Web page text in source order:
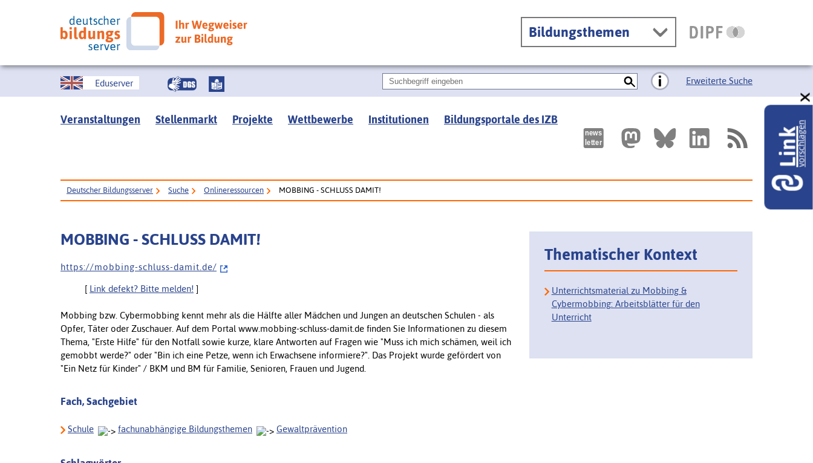
Bildungsthemen
Eduserver Erweiterte Suche
Veranstaltungen Stellenmarkt Projekte Wettbewerbe Institutionen Bildungsportale des IZB
Deutscher Bildungsserver Suche Onlineressourcen MOBBING - SCHLUSS DAMIT!
MOBBING - SCHLUSS DAMIT!
h t t p s : / / m o b b i n g - s c h l u s s - d a m i t . d e /
[ Link defekt? Bitte melden! ]
Mobbing bzw. Cybermobbing kennt mehr als die Hälfte aller Mädchen und Jungen an deutschen Schulen - als
Opfer, Täter oder Zuschauer. Auf dem Portal www.mobbing-schluss-damit.de finden Sie Informationen zu diesem
Thema, "Erste Hilfe" für den Notfall sowie kurze, klare Antworten auf Fragen wie "Muss ich mich schämen, weil ich
gemobbt werde?" oder "Bin ich eine Petze, wenn ich Erwachsene informiere?". Das Projekt wurde gefördert von
"Ein Netz für Kinder" / BKM und BM für Familie, Senioren, Frauen und Jugend.
Fach, Sachgebiet
Schule fachunabhängige Bildungsthemen Gewaltprävention
Thematischer Kontext
Unterrichtsmaterial zu Mobbing &
Cybermobbing: Arbeitsblätter für den
Unterricht
Linkvorschlagen